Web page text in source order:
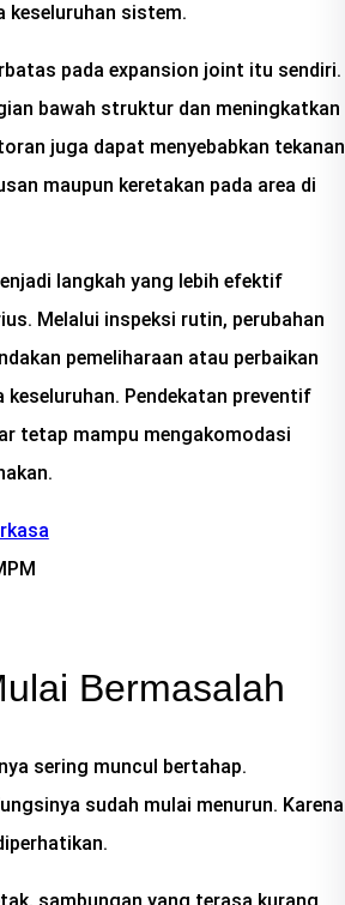
keseluruhan sistem.
pada expansion joint itu sendiri.
bawah struktur dan meningkatkan
juga dapat menyebabkan tekanan
maupun keretakan pada area di
langkah yang lebih efektif
Melalui inspeksi rutin, perubahan
pemeliharaan atau perbaikan
Pendekatan preventif
tetap mampu mengakomodasi
Bermasalah
sering muncul bertahap.
sudah mulai menurun. Karena